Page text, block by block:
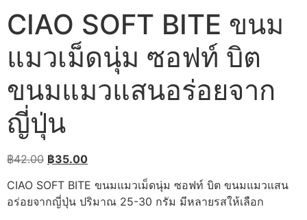
CIAO SOFT BITE ขนม
แมวเม็ดนุ่ม ซอฟท์ บิต
ขนมแมวแสนอร่อยจาก
ญี่ปุ่น
฿42.00 Original
was:
฿42.00.
฿35.00Current
is:
฿35.00.
CIAO SOFT BITE ขนมแมวเม็ดนุ่ม ซอฟท์ บิต ขนมแมวแสน
อร่อยจากญี่ปุ่น ปริมาณ 25-30 กรัม มีหลายรสให้เลือก